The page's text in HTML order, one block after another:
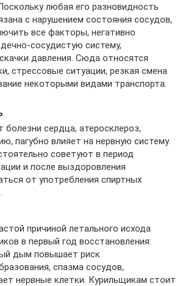
любая его разновидность
с нарушением состояния сосудов,
все факторы, негативно
сосудистую систему,
давления. Сюда относятся
стрессовые ситуации, резкая смена
некоторыми видами транспорта.
болезни сердца, атеросклероз,
пагубно влияет на нервную систему.
советуют в период
и после выздоровления
от употребления спиртных
причиной летального исхода
в первый год восстановления:
дым повышает риск
спазма сосудов,
нервные клетки. Курильщикам стоит